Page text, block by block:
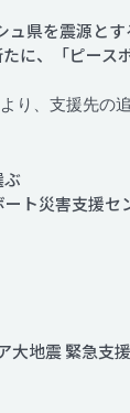
県を震源と
に、「ピー
、支援先の
ト災害支援セ
地震 緊急支援